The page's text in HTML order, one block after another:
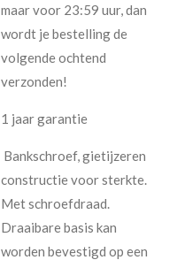
maar voor 23:59 uur, dan
wordt je bestelling de
volgende ochtend
verzonden!
1 jaar garantie
Bankschroef, gietijzeren
constructie voor sterkte.
Met schroefdraad.
Draaibare basis kan
worden bevestigd op een